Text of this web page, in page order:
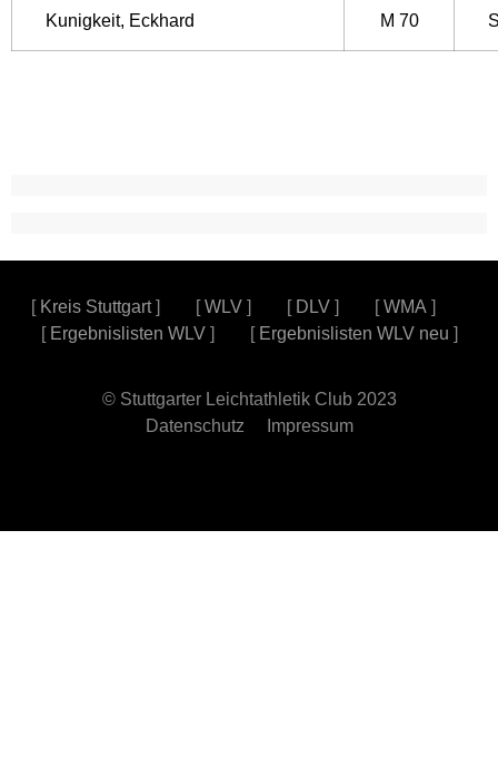
Kunigkeit, Eckhard M 70
[ Kreis Stuttgart] [WLV ] [ DLV ] [WMA ]
[ Ergebnislisten WLV] [ Ergebnislisten WLV neu ]
© Stuttgarter Leichtathletik Club 2023
Datenschutz
Impressum